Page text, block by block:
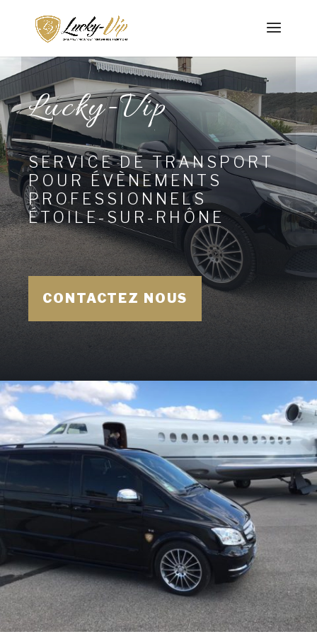
Lucky-Vip
SERVICE DE TRANSPORT
POUR ÉVÈNEMENTS
PROFESSIONNELS
ÉTOILE-SUR-RHÔNE
CONTACTEZ NOUS